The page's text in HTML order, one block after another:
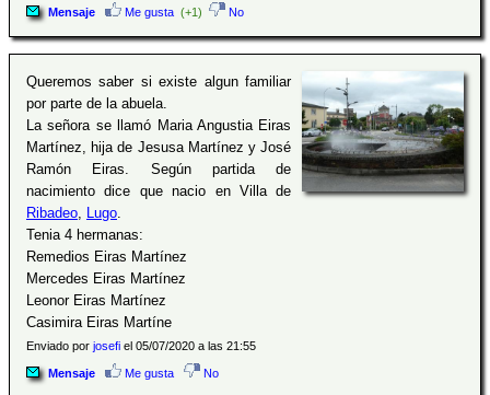
Mensaje Me gusta (+1) No
Queremos saber si existe algun familiar
por parte de la abuela.
La señora se llamó Maria Angustia Eiras
Martínez, hija de Jesusa Martínez y José
Ramón Eiras. Según partida de
nacimiento dice que nacio en Villa de
Ribadeo
Lugo
Tenia 4 hermanas:
Remedios Eiras Martínez
Mercedes Eiras Martínez
Leonor Eiras Martínez
Casimira Eiras Martíne
Enviado por josefi el 05/07/2020 a las 21:55
Mensaje Me gusta No